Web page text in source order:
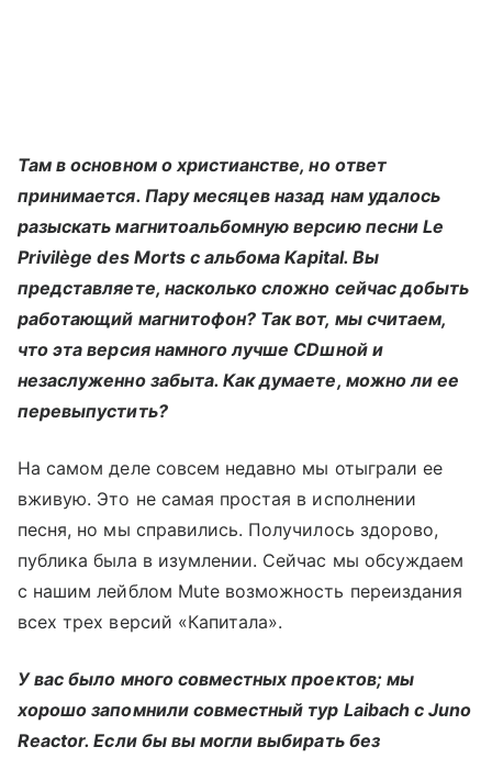
Там в основном о христианстве, но ответ
принимается. Пару месяцев назад нам удалось
разыскать магнитоальбомную версию песни Le
Privilège des Morts с альбома Kapital. Вы
представляете, насколько сложно сейчас добыть
работающий магнитофон? Так вот, мы считаем,
что эта версия намного лучше CDшной и
незаслуженно забыта. Как думаете, можно ли ее
перевыпустить?
На самом деле совсем недавно мы отыграли ее
вживую. Это не самая простая в исполнении
песня, но мы справились. Получилось здорово,
публика была в изумлении. Сейчас мы обсуждаем
с нашим лейблом Mute возможность переиздания
всех трех версий «Капитала».
У вас было много совместных проектов; мы
хорошо запомнили совместный тур Laibach с Juno
Reactor. Если бы вы могли выбирать без